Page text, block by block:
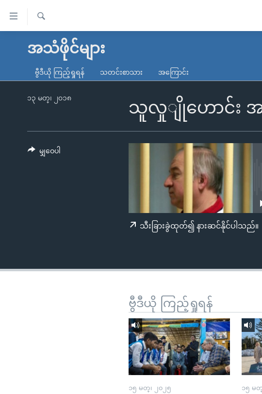
လွယ်ကူ
သည့်
ကျော်
မူလစာမျက်နှာ
ကမ္ဘာ့သတင်းများ
နိုင်ငံတကာ
တရုတ်
အစ္စရေး-ပါလက်စတိုင်း
ရပ်ဝန်းတခု လမ်းတခု အလွန်
အင်္ဂလိပ်စာလေ့လာမယ်
ရ
အသံဖိုင်များ
ဗွီဒီယို ကြည့်ရှုရန် သတင်းစာသား အကြောင်း
သူလှုျိုဟောင်း အ
၁၃ မတ္၊ ၂၀၁၈
သီးခြားခွဲထုတ်၍ နားဆင်နိုင်ပါသည်။
မျှဝေပါ
ဗွီဒီယို ကြည့်ရှုရန်
၁၅ မတ္၊ ၂၀၂၅ ၁၅ မ